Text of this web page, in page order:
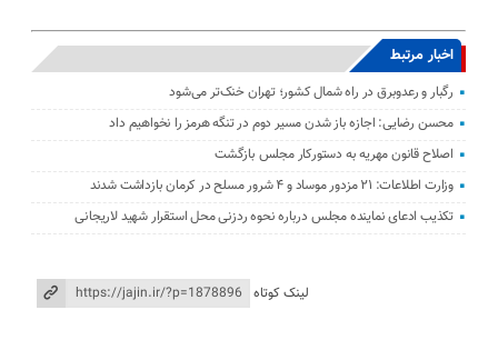
اخبار مرتبط
رگبار و رعدوبرق در راه شمال کشور؛ تهران خنک‌تر می‌شود
محسن رضایی: اجازه باز شدن مسیر دوم در تنگه هرمز را نخواهیم داد
اصلاح قانون مهریه به دستورکار مجلس بازگشت
وزارت اطلاعات: ۲۱ مزدور موساد و ۴ شرور مسلح در کرمان بازداشت شدند
تکذیب ادعای نماینده مجلس درباره نحوه ردزنی محل استقرار شهید لاریجانی
لینک کوتاه